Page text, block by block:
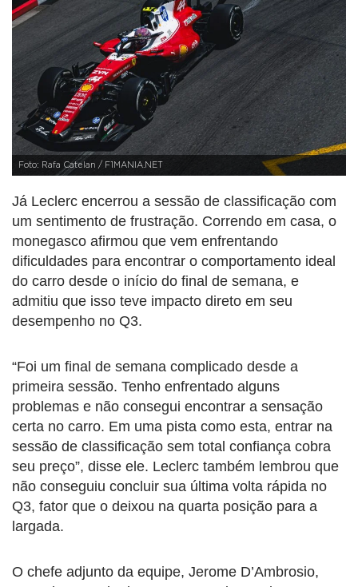
Foto: Rafa Catelan / F1MANIA.NET
Já Leclerc encerrou a sessão de classificação com
um sentimento de frustração. Correndo em casa, o
monegasco afirmou que vem enfrentando
dificuldades para encontrar o comportamento ideal
do carro desde o início do final de semana, e
admitiu que isso teve impacto direto em seu
desempenho no Q3.
“Foi um final de semana complicado desde a
primeira sessão. Tenho enfrentado alguns
problemas e não consegui encontrar a sensação
certa no carro. Em uma pista como esta, entrar na
sessão de classificação sem total confiança cobra
seu preço”, disse ele. Leclerc também lembrou que
não conseguiu concluir sua última volta rápida no
Q3, fator que o deixou na quarta posição para a
largada.
O chefe adjunto da equipe, Jerome D’Ambrosio,